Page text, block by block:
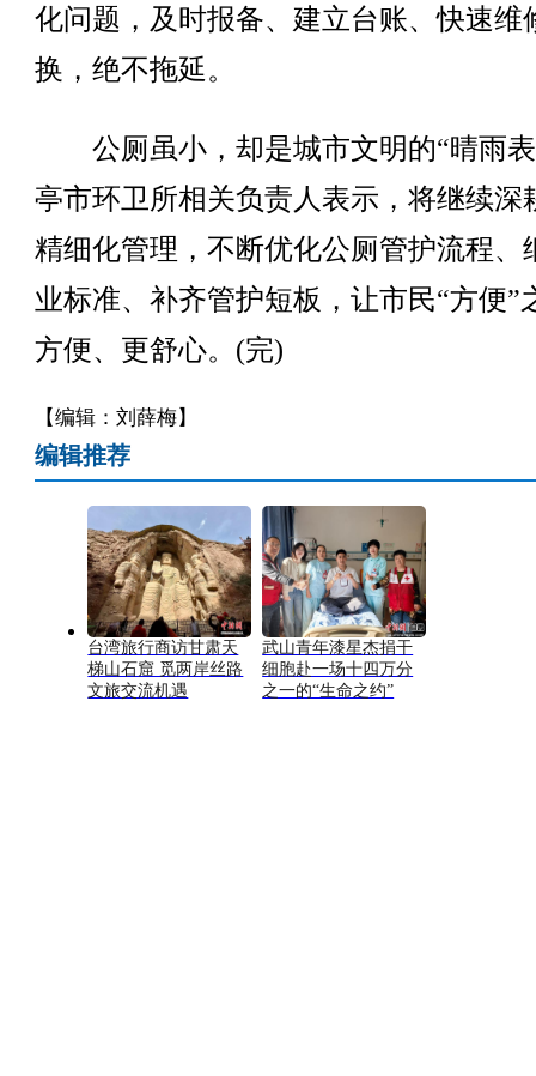
化问题，及时报备、建立台账、快速维
换，绝不拖延。
公厕虽小，却是城市文明的“晴雨表
亭市环卫所相关负责人表示，将继续深
精细化管理，不断优化公厕管护流程、
业标准、补齐管护短板，让市民“方便”
方便、更舒心。(完)
【编辑：刘薛梅】
编辑推荐
台湾旅行商访甘肃天
梯山石窟 觅两岸丝路
文旅交流机遇
武山青年漆星杰捐干
细胞赴一场十四万分
之一的“生命之约”